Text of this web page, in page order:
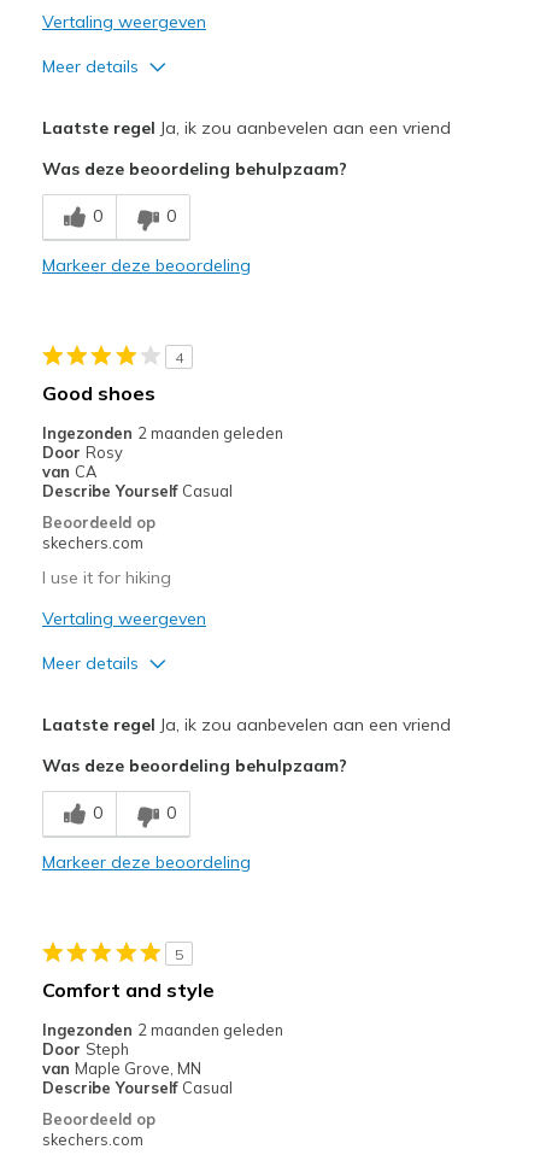
Vertaling weergeven
Meer details
Breathe Well
Comfortable
Width
Sizing
Feels true to size
Laatste regel Ja, ik zou aanbevelen aan een vriend
Was deze beoordeling behulpzaam?
0 0
Markeer deze beoordeling
4
Good shoes
Ingezonden 2 maanden geleden
Door Rosy
van CA
Describe Yourself Casual
Beoordeeld op
skechers.com
I use it for hiking
Vertaling weergeven
Meer details
Comfortable
Durable
Travel
Width
Feels true to width
Sizing
View On Shoes
Shoes are for Wearing
Laatste regel Ja, ik zou aanbevelen aan een vriend
Was deze beoordeling behulpzaam?
0 0
Markeer deze beoordeling
5
Comfort and style
Ingezonden 2 maanden geleden
Door Steph
van Maple Grove, MN
Describe Yourself Casual
Beoordeeld op
skechers.com